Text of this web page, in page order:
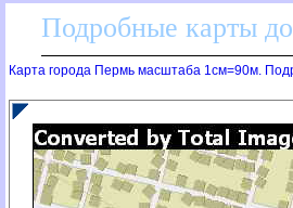
Подробные карты
Карта города Пермь масштаба 1см=90м.